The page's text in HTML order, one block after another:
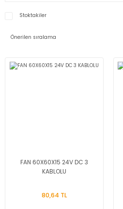
Stoktakiler
FAN 60X60X15 24V DC 3
KABLOLU
80,64 TL